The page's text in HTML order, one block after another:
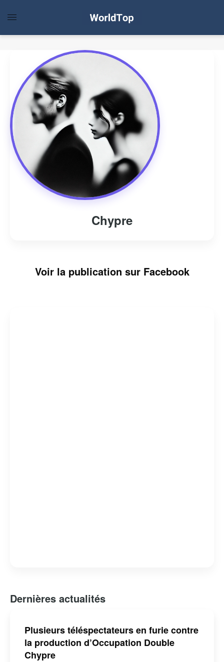
Chypre
Voir la publication sur Facebook
Dernières actualités
Plusieurs téléspectateurs en furie contre
la production d’Occupation Double
Chypre